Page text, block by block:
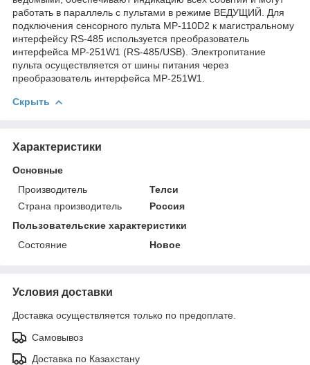
работать в параллель с пультами в режиме ВЕДУЩИЙ. Для
подключения сенсорного пульта MP-110D2 к магистральному
интерфейсу RS-485 используется преобразователь
интерфейса MP-251W1 (RS-485/USB). Электропитание
пульта осуществляется от шины питания через
преобразователь интерфейса MP-251W1.
Скрыть
Характеристики
Основные
Производитель
Телси
Страна производитель
Россия
Пользовательские характеристики
Состояние
Новое
Условия доставки
Доставка осуществляется только по предоплате.
Самовывоз
Доставка по Казахстану